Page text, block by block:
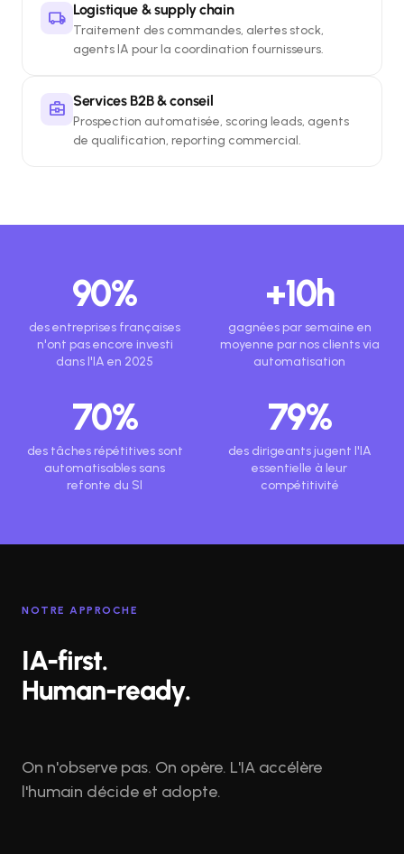
local_shipping Logistique & supply chain
Traitement des commandes, alertes stock,
agents IA pour la coordination fournisseurs.
business_center Services B2B & conseil
Prospection automatisée, scoring leads, agents
de qualification, reporting commercial.
90%
des entreprises françaises
n'ont pas encore investi
dans l'IA en 2025
+10h
gagnées par semaine en
moyenne par nos clients via
automatisation
70%
des tâches répétitives sont
automatisables sans
refonte du SI
79%
des dirigeants jugent l'IA
essentielle à leur
compétitivité
NOTRE APPROCHE
IA-first.
Human-ready.
On n'observe pas. On opère. L'IA accélère
l'humain décide et adopte.